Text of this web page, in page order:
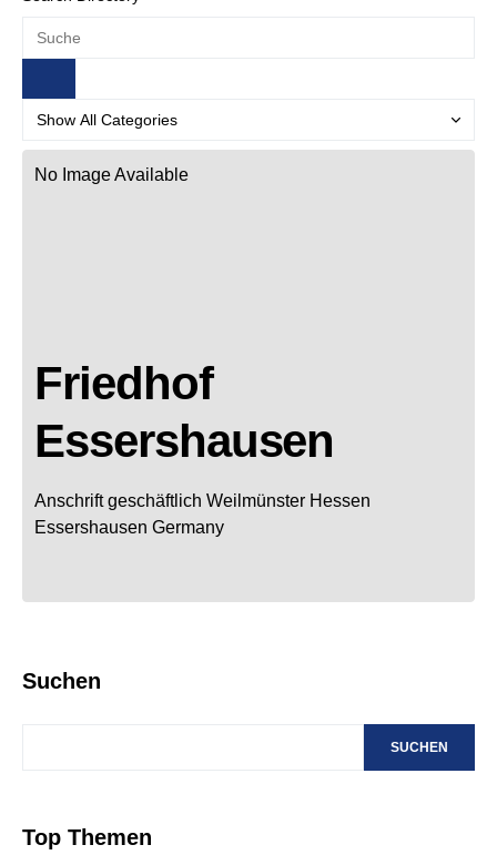
No Image Available
Friedhof
Essershausen
Anschrift geschäftlich Weilmünster Hessen
Essershausen Germany
Suchen
SUCHEN
Top Themen